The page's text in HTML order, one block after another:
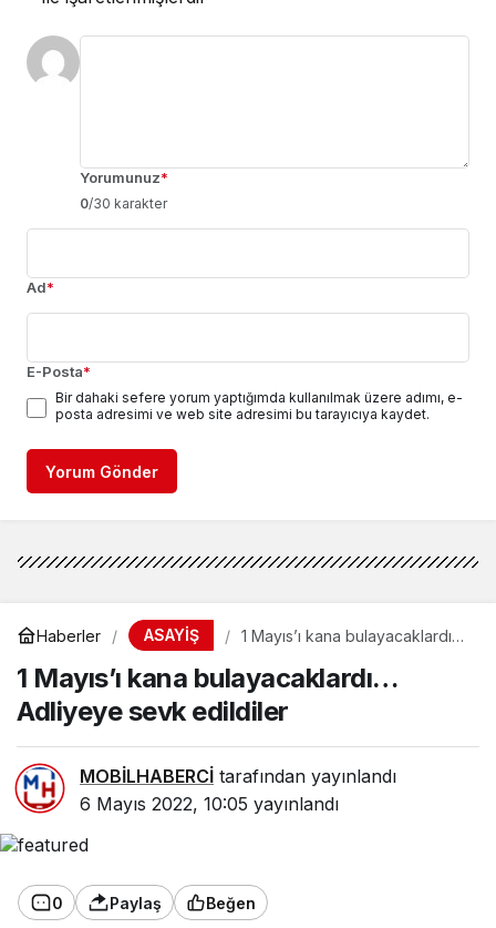
Yorumunuz*
0/30 karakter
Ad*
E-Posta*
Bir dahaki sefere yorum yaptığımda kullanılmak üzere adımı, e-
posta adresimi ve web site adresimi bu tarayıcıya kaydet.
Yorum Gönder
Haberler ASAYİŞ
1 Mayıs’ı kana bulayacaklardı…
1 Mayıs’ı kana bulayacaklardı…
Adliyeye sevk edildiler
MOBİLHABERCİ tarafından yayınlandı
6 Mayıs 2022, 10:05 yayınlandı
0 Paylaş Beğen